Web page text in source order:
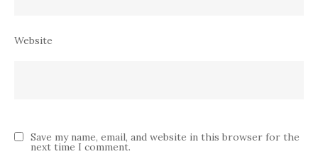
Website
Save my name, email, and website in this browser for the
next time I comment.